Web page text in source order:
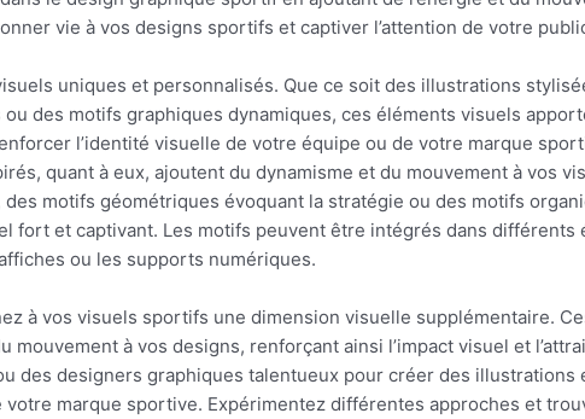
vie à vos designs sportifs et captiver l’attention de votre
uniques et personnalisés. Que ce soit des illustrations
des motifs graphiques dynamiques, ces éléments visuels
l’identité visuelle de votre équipe ou de votre marque
quant à eux, ajoutent du dynamisme et du mouvement à vos
motifs géométriques évoquant la stratégie ou des motifs
fort et captivant. Les motifs peuvent être intégrés dans différents
ou les supports numériques.
à vos visuels sportifs une dimension visuelle supplémentaire.
à vos designs, renforçant ainsi l’impact visuel et
des designers graphiques talentueux pour créer des illustrations
marque sportive. Expérimentez différentes approches et